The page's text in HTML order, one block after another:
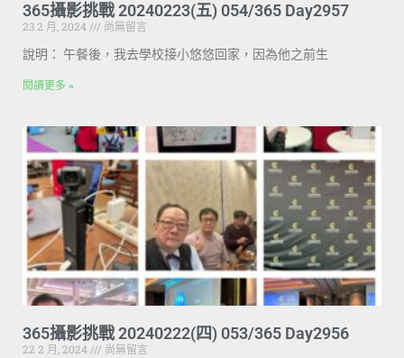
365攝影挑戰 20240223(五) 054/365 Day2957
23 2 月, 2024
尚無留言
說明： 午餐後，我去學校接小悠悠回家，因為他之前生
閱讀更多 »
365攝影挑戰 20240222(四) 053/365 Day2956
22 2 月, 2024
尚無留言